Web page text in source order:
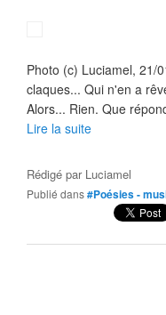
Photo (c) Luciamel, 21/
claques... Qui n'en a
Alors... Rien. Que
Lire la suite
Rédigé par Luciamel
Publié dans#Poésies -